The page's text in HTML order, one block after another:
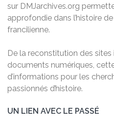
sur DMJarchives.org
approfondie dans l’histoire
francilienne.
De la reconstitution des
documents numériques,
d’informations pour les
passionnés d’histoire.
UN LIEN AVEC LE PASSÉ